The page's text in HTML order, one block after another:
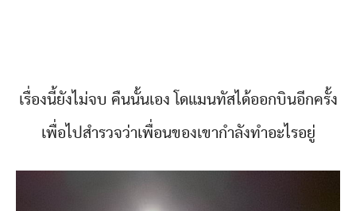
เรื่องนี้ยังไม่จบ คืนนั้นเอง โดแมนทัสได้ออกบินอีกครั้ง
เพื่อไปสำรวจว่าเพื่อนของเขากำลังทำอะไรอยู่